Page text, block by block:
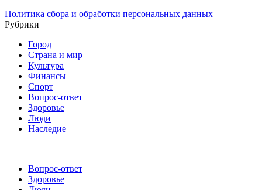
Политика сбора и обработки персональных данных
Рубрики
Город
Страна и мир
Культура
Финансы
Спорт
Вопрос-ответ
Здоровье
Люди
Наследие
Вопрос-ответ
Здоровье